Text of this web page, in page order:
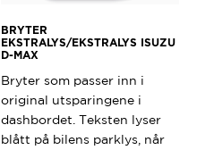
BRYTER
EKSTRALYS/EKSTRALYS ISUZU
D-MAX
Bryter som passer inn i
original utsparingene i
dashbordet. Teksten lyser
blått på bilens parklys, når